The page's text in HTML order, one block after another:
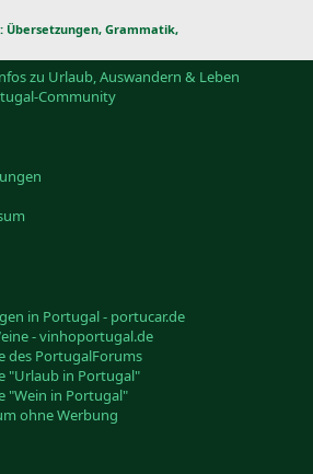
Übersetzungen, Grammatik,
Community
in Portugal - portucar.de
- vinhoportugal.de
des PortugalForums
"Urlaub in Portugal"
"Wein in Portugal"
ohne Werbung